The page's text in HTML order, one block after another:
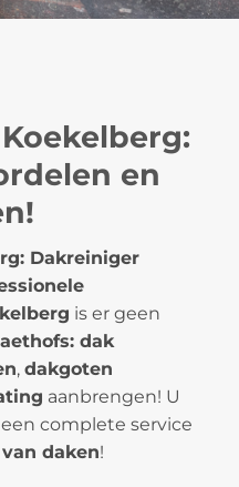
en
Dakreiniger
is er geen
dak
, dakgoten
aanbrengen! U
complete service
daken!